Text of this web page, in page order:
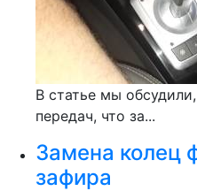
В статье мы
передач, что за...
Замена колец
зафира